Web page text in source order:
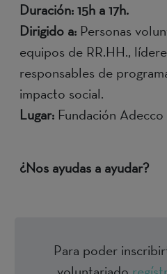
Duración: 15h a 17h.
Dirigido a: Personas
equipos de RR.HH.,
responsables de
impacto social.
Lugar: Fundación
¿Nos ayudas a ayudar?
Para poder